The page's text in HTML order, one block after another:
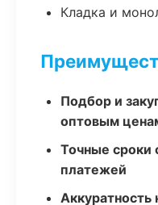
Кладка и
Подбор и
оптовым
Точные сроки
платежей
Аккуратность